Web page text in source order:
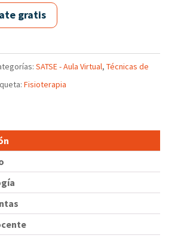
gratis
SATSE - Aula Virtual, Técnicas de
Fisioterapia